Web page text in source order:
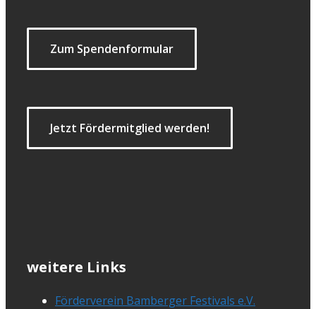
Zum Spendenformular
Jetzt Fördermitglied werden!
weitere Links
Förderverein Bamberger Festivals e.V.